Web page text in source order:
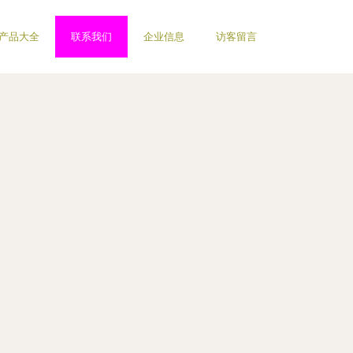
产品大全 联系我们 企业信息 访客留言